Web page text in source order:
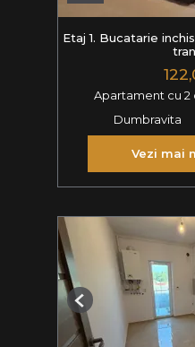
Etaj 1. Bucatarie
Apartament cu 2
Dumbravita
Vezi mai
Previous